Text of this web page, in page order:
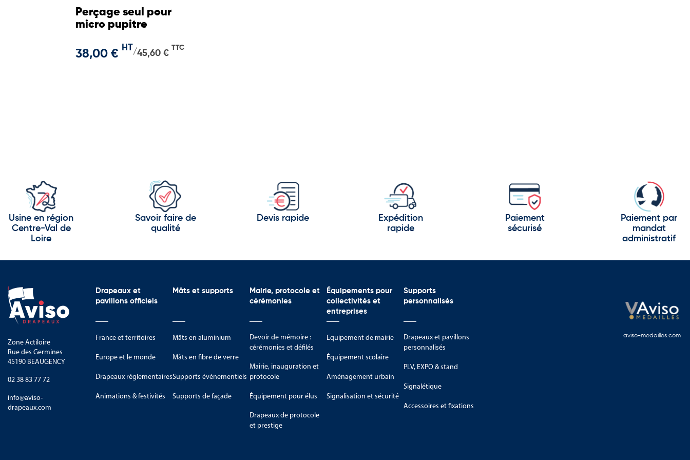
Perçage seul pour
micro pupitre
38,00 € HT/45,60 €
TTC
Usine en région
Centre-Val de
Loire
Savoir faire de
qualité
Devis rapide
Expédition
rapide
Paiement
sécurisé
Paiement par
mandat
administratif
Zone Actiloire
Rue des Germines
45190 BEAUGENCY
02 38 83 77 72
info@aviso-
drapeaux.com
Drapeaux et
pavillons officiels
France et territoires
Europe et le monde
Drapeaux réglementaires
Animations & festivités
Mâts et supports
Mâts en aluminium
Mâts en fibre de verre
Supports événementiels
Supports de façade
Mairie, protocole et
cérémonies
Devoir de mémoire :
cérémonies et défilés
Mairie, inauguration et
protocole
Équipement pour élus
Drapeaux de protocole
et prestige
Équipements pour
collectivités et
entreprises
Equipement de mairie
Équipement scolaire
Aménagement urbain
Signalisation et sécurité
Supports
personnalisés
Drapeaux et pavillons
personnalisés
PLV, EXPO & stand
Signalétique
Accessoires et fixations
aviso-medailles.com